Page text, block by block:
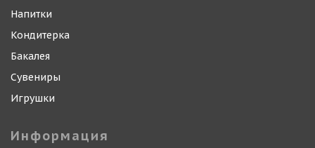
Напитки
Кондитерка
Бакалея
Сувениры
Игрушки
Информация